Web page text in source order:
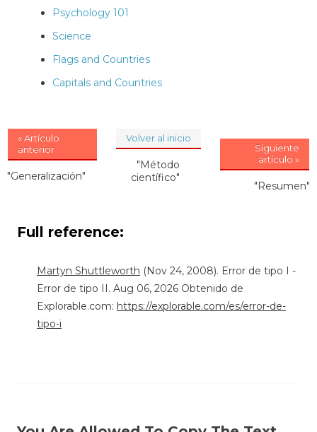
Psychology 101
Science
Flags and Countries
Capitals and Countries
« Artículo
anterior
"Generalización"
Volver al inicio
"Método
científico"
Siguiente
artículo »
"Resumen"
Full reference:
Martyn Shuttleworth (Nov 24, 2008). Error de tipo I -
Error de tipo II. Aug 06, 2026 Obtenido de
Explorable.com: https://explorable.com/es/error-de-
tipo-i